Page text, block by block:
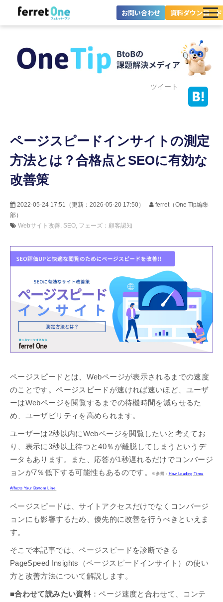
お問い合わせ 資料ダウンロード
ツール・機能一覧
料金プラン
セミナー
ツイート
ページスピードインサイトの測定
方法とは？合格点とSEOに有効な
改善策
2022-05-24 17:51 （更新： 2026-05-20 17:50）
ferret（One Tip編集
部）
Webサイト改善 SEO フェーズ：顧客認知
ページスピードとは、Webページが表示されるまでの速度
のことです。ページスピードが速ければ速いほど、ユーザ
ーはWebページを閲覧するまでの待機時間を減らせるた
め、ユーザビリティを高められます。
ユーザーは2秒以内にWebページを閲覧したいと考えてお
り、表示に3秒以上待つと40％が離脱してしまうというデ
ータもあります。また、応答が1秒遅れるだけでコンバージ
ョンが7％低下する可能性もあるのです。
※参照： How Loading Time
Affects Your Bottom Line
ページスピードは、サイトアクセスだけでなくコンバージ
ョンにも影響するため、優先的に改善を行うべきといえま
す。
そこで本記事では、ページスピードを診断できる
PageSpeed Insights（ページスピードインサイト）の使い
方と改善方法について解説します。
■合わせて読みたい資料 ：ページ速度と合わせて、コンテ